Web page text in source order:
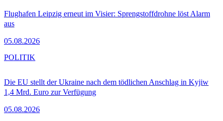
Flughafen Leipzig erneut im Visier: Sprengstoffdrohne löst Alarm
aus
05.08.2026
Die EU stellt der Ukraine nach dem tödlichen Anschlag in Kyjiw
1,4 Mrd. Euro zur Verfügung
05.08.2026
POLITIK